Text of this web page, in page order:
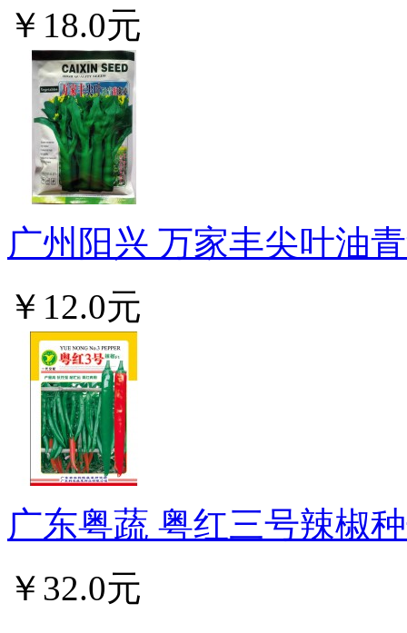
￥18.0元
广州阳兴 万家丰尖叶油
￥12.0元
广东粤蔬 粤红三号辣椒
￥32.0元